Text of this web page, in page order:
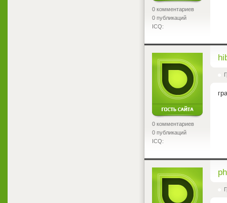
0 комментариев
0 публикаций
ICQ:
0 комментариев
0 публикаций
ICQ: